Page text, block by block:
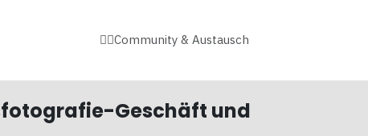
👉🏻Community & Austausch
Geschäft und